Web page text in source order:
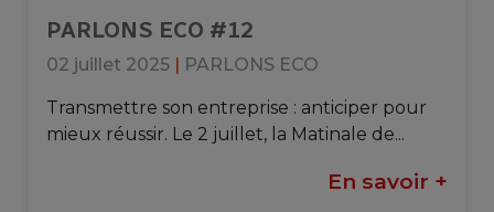
PARLONS ECO #12
02 juillet 2025 | PARLONS ECO
Transmettre son entreprise : anticiper pour
mieux réussir. Le 2 juillet, la Matinale de...
En savoir +